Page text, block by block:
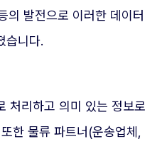
의 발전으로 이러한 데이터
습니다.
처리하고 의미 있는 정보로
한 물류 파트너(운송업체,